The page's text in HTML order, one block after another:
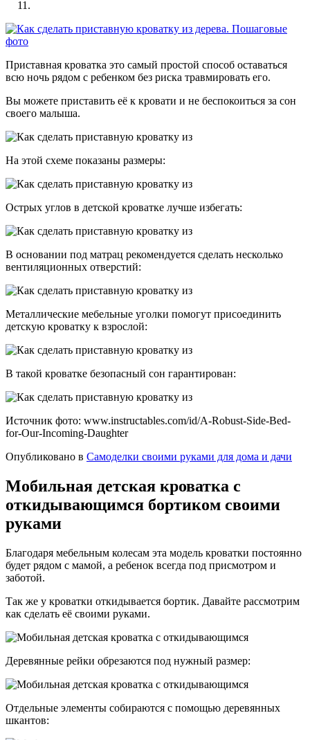
Приставная кроватка это самый простой способ оставаться
всю ночь рядом с ребенком без риска травмировать его.
Вы можете приставить её к кровати и не беспокоиться за сон
своего малыша.
На этой схеме показаны размеры:
Острых углов в детской кроватке лучше избегать:
В основании под матрац рекомендуется сделать несколько
вентиляционных отверстий:
Металлические мебельные уголки помогут присоединить
детскую кроватку к взрослой:
В такой кроватке безопасный сон гарантирован:
Источник фото: www.instructables.com/id/A-Robust-Side-Bed-
for-Our-Incoming-Daughter
Опубликовано в Самоделки своими руками для дома и дачи
Мобильная детская кроватка с
откидывающимся бортиком своими
руками
Благодаря мебельным колесам эта модель кроватки постоянно
будет рядом с мамой, а ребенок всегда под присмотром и
заботой.
Так же у кроватки откидывается бортик. Давайте рассмотрим
как сделать её своими руками.
Деревянные рейки обрезаются под нужный размер:
Отдельные элементы собираются с помощью деревянных
шкантов: